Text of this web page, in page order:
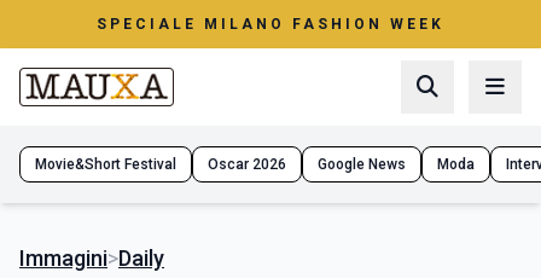
SPECIALE MILANO FASHION WEEK
Movie&Short Festival Oscar 2026 Google News Moda
Immagini>Daily